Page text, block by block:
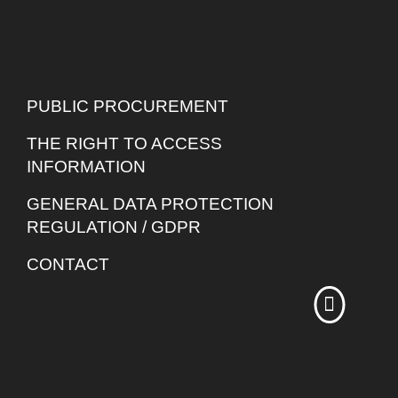
PUBLIC PROCUREMENT
THE RIGHT TO ACCESS
INFORMATION
GENERAL DATA PROTECTION
REGULATION / GDPR
CONTACT